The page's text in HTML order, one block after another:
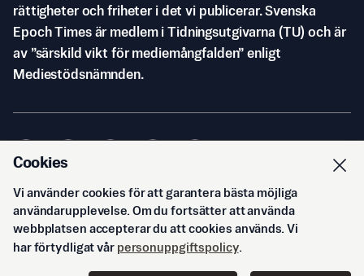
rättigheter och friheter i det vi publicerar. Svenska
Epoch Times är medlem i Tidningsutgivarna (TU) och är
av ”särskild vikt för mediemångfalden” enligt
Mediestödsnämnden.
© Svenska Epoch Times AB2026
Cookies
Vi använder cookies för att garantera bästa möjliga
användarupplevelse. Om du fortsätter att använda
webbplatsen accepterar du att cookies används. Vi
har förtydligat vår personuppgiftspolicy.